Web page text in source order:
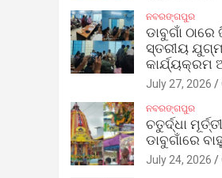
ନବରଙ୍ଗପୁର
ଡାବୁଗାଁ
ସ୍ତରୀୟ
କାର୍ଯ୍ୟକ୍ରମ
July 27, 2026
ନବରଙ୍ଗପୁର
ଚତୁର୍ଦ୍ଧା
ଡାବୁଗାଁରେ
July 24, 2026